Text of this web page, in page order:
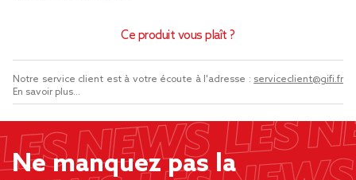
Ce produit vous plaît ?
Notre service client est à votre écoute à l'adresse : serviceclient@gifi.fr
En savoir plus...
Ne manquez pas la